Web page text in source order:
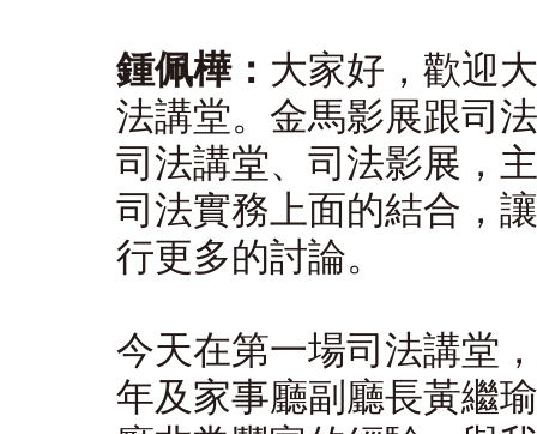
鍾佩樺： 大家好，歡迎
法講堂。金馬影展跟司
司法講堂、司法影展，
司法實務上面的結合，
行更多的討論。
今天在第一場司法講堂
年及家事廳副廳長黃繼